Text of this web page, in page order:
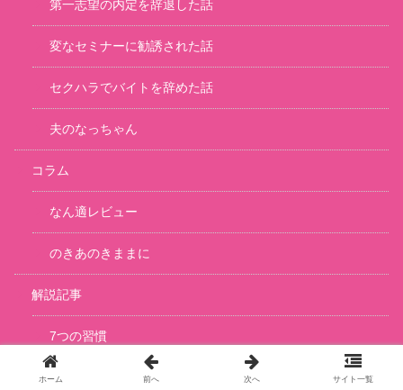
第一志望の内定を辞退した話
変なセミナーに勧誘された話
セクハラでバイトを辞めた話
夫のなっちゃん
コラム
なん適レビュー
のきあのきままに
解説記事
7つの習慣
ホーム 前へ 次へ サイト一覧